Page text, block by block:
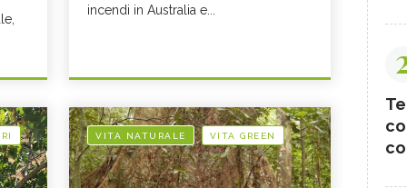
incendi in Australia e...
VITA NATURALE VITA GREEN